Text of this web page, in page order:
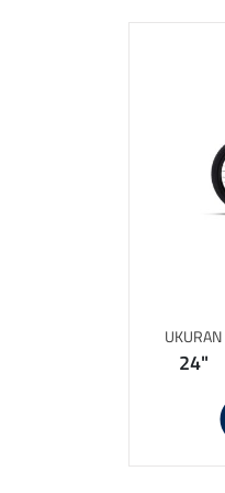
UKURAN
24"